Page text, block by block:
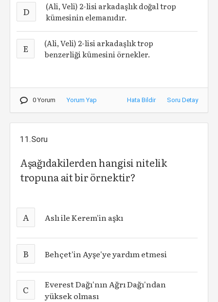
D
(Ali, Veli) 2-lisi arkadaşlık doğal trop
kümesinin elemanıdır.
E
(Ali, Veli) 2-lisi arkadaşlık trop
benzerliği kümesini örnekler.
0 Yorum Yorum Yap Hata Bildir Soru Detay
11.Soru
Aşağıdakilerden hangisi nitelik
tropuna ait bir örnektir?
A Aslı ile Kerem'in aşkı
B Behçet'in Ayşe'ye yardım etmesi
C
Everest Dağı'nın Ağrı Dağı'ndan
yüksek olması